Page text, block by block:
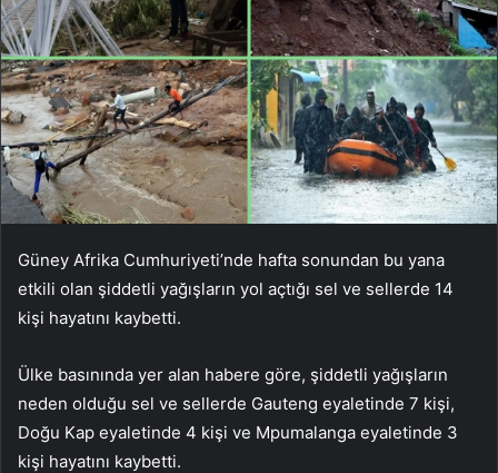
Güney Afrika Cumhuriyeti’nde hafta sonundan bu yana
etkili olan şiddetli yağışların yol açtığı sel ve sellerde 14
kişi hayatını kaybetti.
Ülke basınında yer alan habere göre, şiddetli yağışların
neden olduğu sel ve sellerde Gauteng eyaletinde 7 kişi,
Doğu Kap eyaletinde 4 kişi ve Mpumalanga eyaletinde 3
kişi hayatını kaybetti.